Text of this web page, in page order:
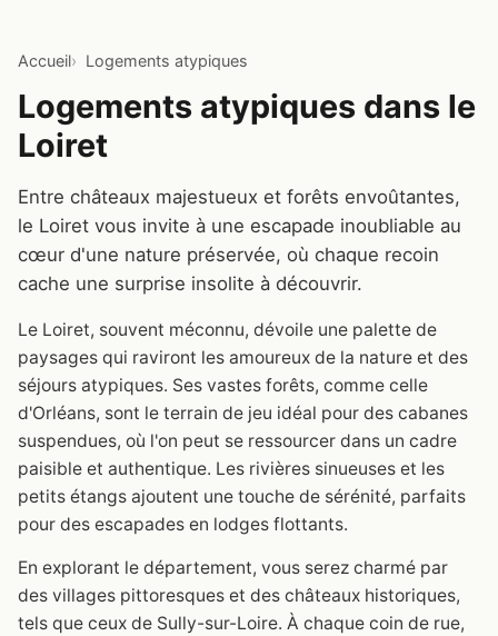
Accueil Logements atypiques
Logements atypiques dans le
Loiret
Entre châteaux majestueux et forêts envoûtantes,
le Loiret vous invite à une escapade inoubliable au
cœur d'une nature préservée, où chaque recoin
cache une surprise insolite à découvrir.
Le Loiret, souvent méconnu, dévoile une palette de
paysages qui raviront les amoureux de la nature et des
séjours atypiques. Ses vastes forêts, comme celle
d'Orléans, sont le terrain de jeu idéal pour des cabanes
suspendues, où l'on peut se ressourcer dans un cadre
paisible et authentique. Les rivières sinueuses et les
petits étangs ajoutent une touche de sérénité, parfaits
pour des escapades en lodges flottants.
En explorant le département, vous serez charmé par
des villages pittoresques et des châteaux historiques,
tels que ceux de Sully-sur-Loire. À chaque coin de rue,